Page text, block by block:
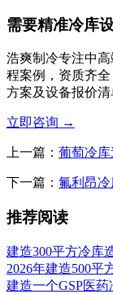
需要精准冷库
浩爽制冷专注中
程案例，资质齐
方案及设备报价清
立即咨询 →
上一篇： 葡萄冷
下一篇： 氟利昂
推荐阅读
建造300平方冷库
2026年建造500平
建造一个GSP医